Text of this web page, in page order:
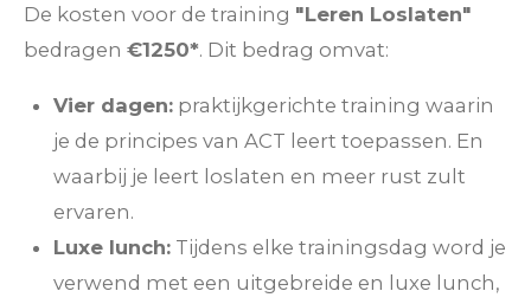
De kosten voor de training "Leren Loslaten"
bedragen €1250*. Dit bedrag omvat:
Vier dagen: praktijkgerichte training waarin
je de principes van ACT leert toepassen. En
waarbij je leert loslaten en meer rust zult
ervaren.
Luxe lunch: Tijdens elke trainingsdag word je
verwend met een uitgebreide en luxe lunch,